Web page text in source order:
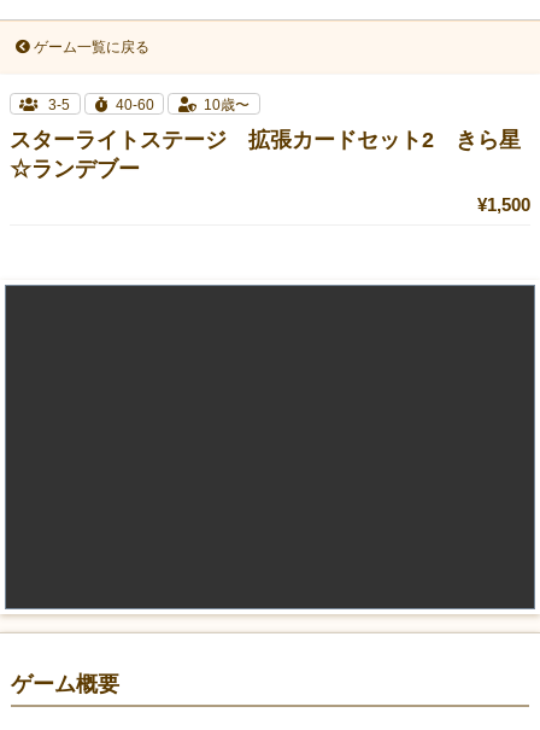
ゲーム一覧に戻る
3-5 40-60 10歳〜
スターライトステージ 拡張カードセット2 きら星
☆ランデブー
¥1,500
ゲーム概要